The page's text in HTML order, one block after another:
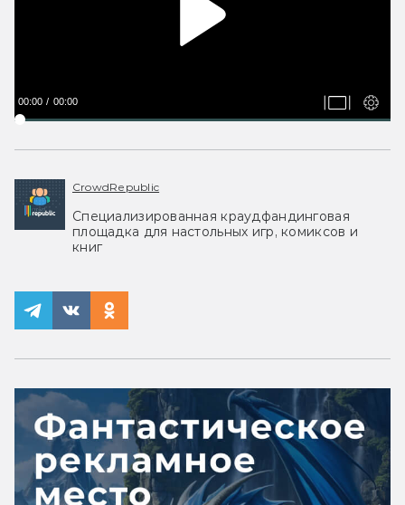
00:00 00:00
CrowdRepublic
Специализированная краудфандинговая
площадка для настольных игр, комиксов и
книг